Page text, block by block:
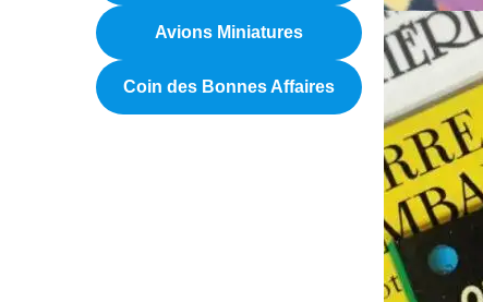
Avions Miniatures
Coin des Bonnes Affaires